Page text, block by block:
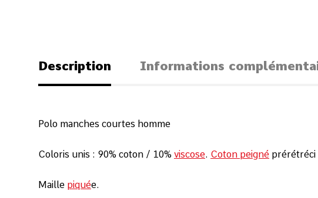
Description Informations
Polo manches courtes homme
Coloris unis : 90% coton / 10% viscose. Coton peigné prérétréci
Maille piquée.